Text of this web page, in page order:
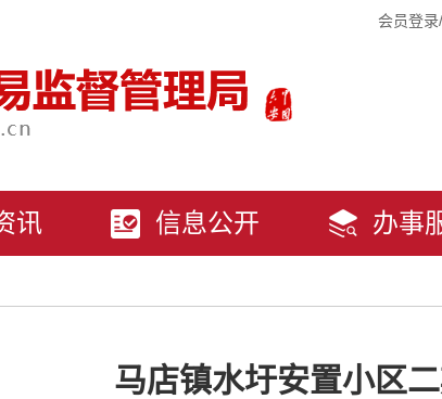
会员登
讯 信息公开 办事
马店镇水圩安置小区